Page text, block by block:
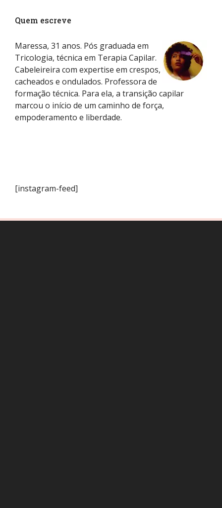
Quem escreve
Maressa, 31 anos. Pós graduada em
Tricologia, técnica em Terapia Capilar.
Cabeleireira com expertise em crespos,
cacheados e ondulados. Professora de
formação técnica. Para ela, a transição capilar
marcou o início de um caminho de força,
empoderamento e liberdade.
[instagram-feed]